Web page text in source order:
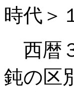
時代＞
西暦
鈍の区